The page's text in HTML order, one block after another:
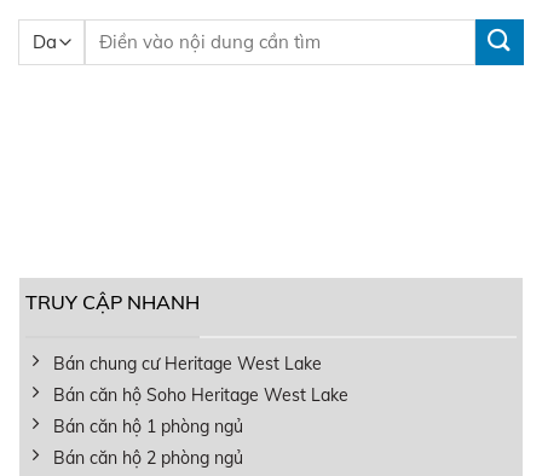
TRUY CẬP NHANH
Bán chung cư Heritage West Lake
Bán căn hộ Soho Heritage West Lake
Bán căn hộ 1 phòng ngủ
Bán căn hộ 2 phòng ngủ